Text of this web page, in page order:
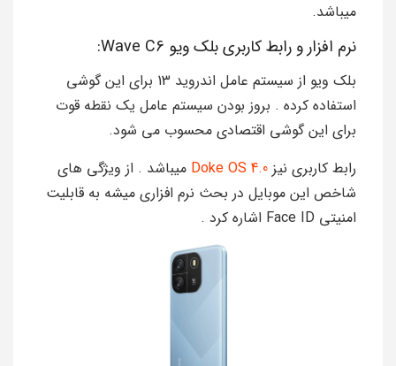
میباشد.
نرم افزار و رابط کاربری بلک ویو Wave C6:
بلک ویو از سیستم عامل اندروید 13 برای این گوشی
استفاده کرده . بروز بودن سیستم عامل یک نقطه قوت
برای این گوشی اقتصادی محسوب می شود.
رابط کاربری نیز Doke OS 4.0 میباشد . از ویژگی های
شاخص این موبایل در بحث نرم افزاری میشه به قابلیت
امنیتی Face ID اشاره کرد .